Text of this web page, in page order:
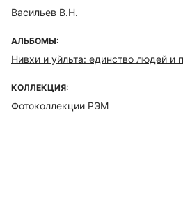
Васильев В.Н.
АЛЬБОМЫ:
Нивхи и уйльта: единство людей и
КОЛЛЕКЦИЯ:
Фотоколлекции РЭМ